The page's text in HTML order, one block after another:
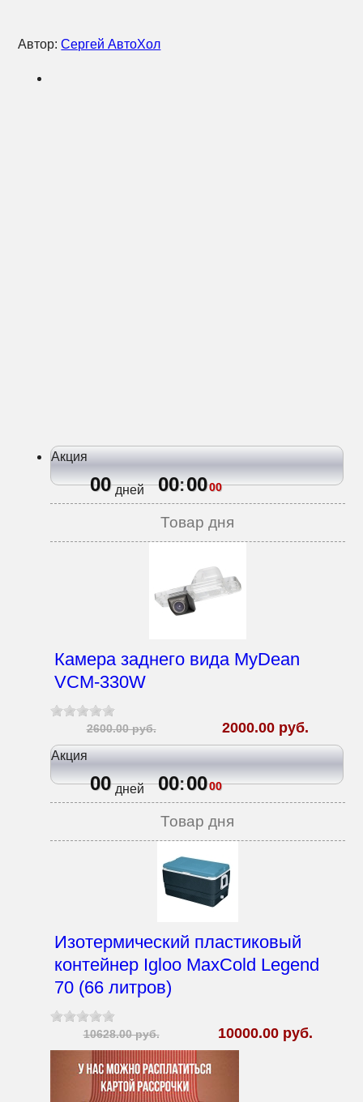
Автор:Сергей АвтоХол
Акция
00 дней 00:0000
Товар дня
Камера заднего вида MyDean
VCM-330W
2600.00 руб. 2000.00 руб.
Акция
00 дней 00:0000
Товар дня
Изотермический пластиковый
контейнер Igloo MaxCold Legend
70 (66 литров)
10628.00 руб. 10000.00 руб.